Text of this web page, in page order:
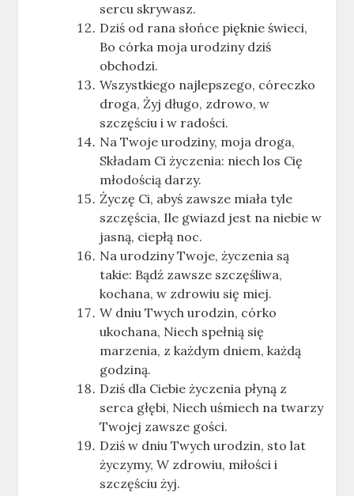
sercu skrywasz.
Dziś od rana słońce pięknie świeci,
Bo córka moja urodziny dziś
obchodzi.
Wszystkiego najlepszego, córeczko
droga, Żyj długo, zdrowo, w
szczęściu i w radości.
Na Twoje urodziny, moja droga,
Składam Ci życzenia: niech los Cię
młodością darzy.
Życzę Ci, abyś zawsze miała tyle
szczęścia, Ile gwiazd jest na niebie w
jasną, ciepłą noc.
Na urodziny Twoje, życzenia są
takie: Bądź zawsze szczęśliwa,
kochana, w zdrowiu się miej.
W dniu Twych urodzin, córko
ukochana, Niech spełnią się
marzenia, z każdym dniem, każdą
godziną.
Dziś dla Ciebie życzenia płyną z
serca głębi, Niech uśmiech na twarzy
Twojej zawsze gości.
Dziś w dniu Twych urodzin, sto lat
życzymy, W zdrowiu, miłości i
szczęściu żyj.